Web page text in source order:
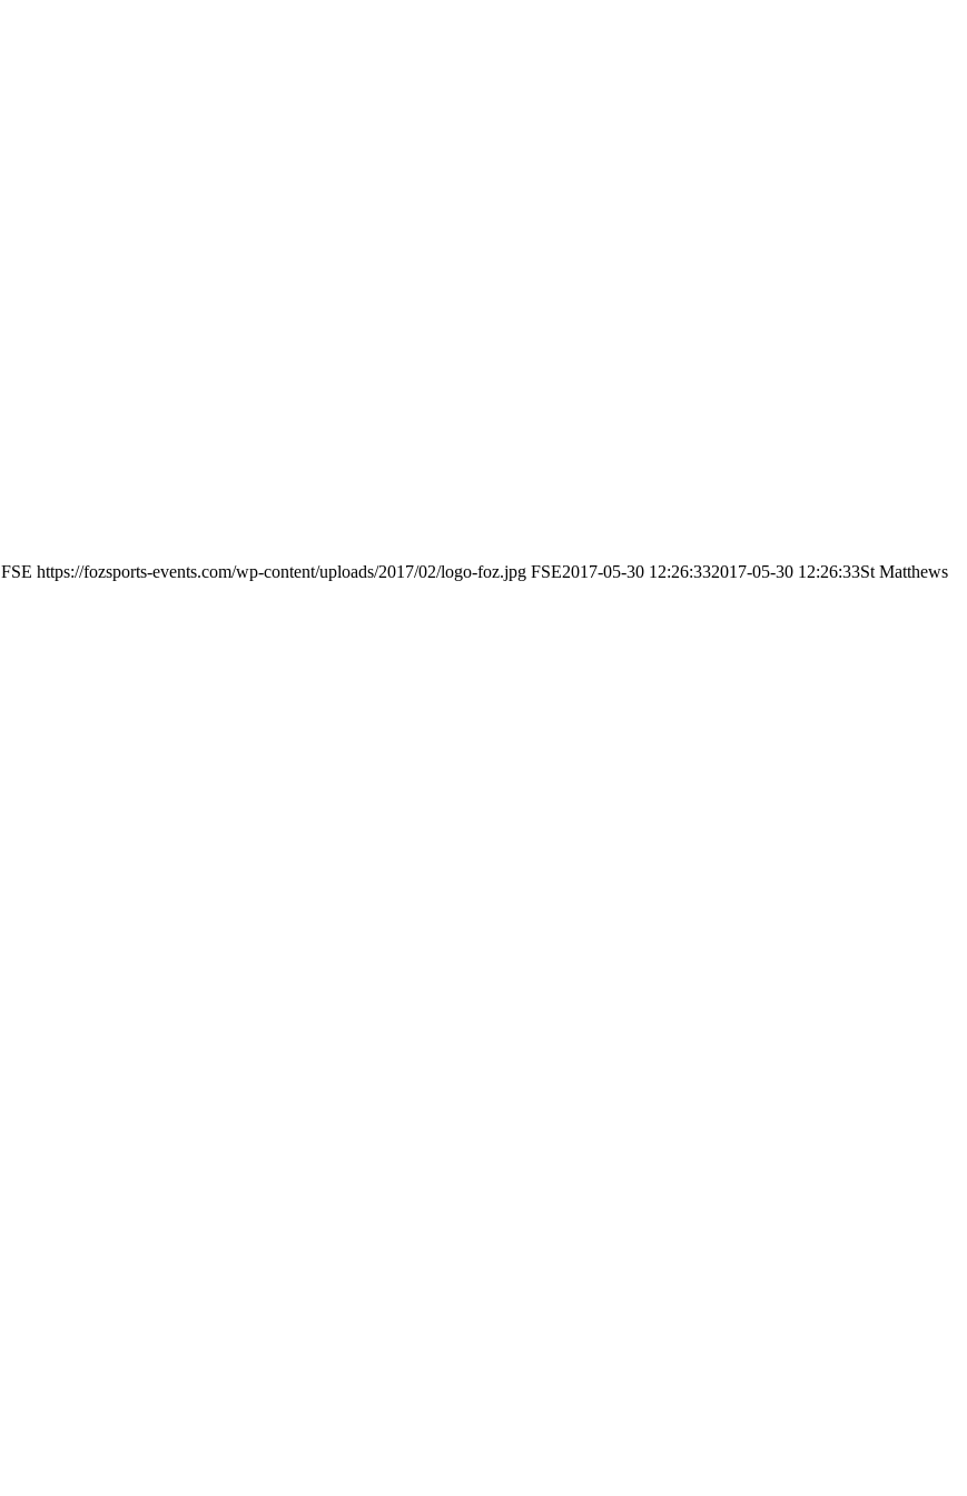
FSE https://fozsports-events.com/wp-content/uploads/2017/02/logo-foz.jpg FSE2017-05-30 12:26:332017-05-30 12:26:33St Matthews